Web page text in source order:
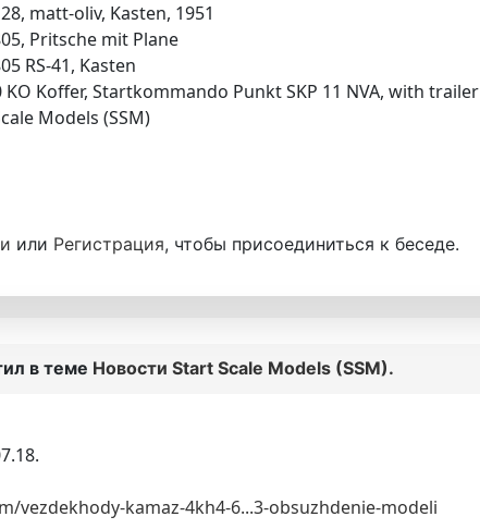
matt-oliv, Kasten, 1951
Pritsche mit Plane
RS-41, Kasten
KO Koffer, Startkommando Punkt SKP 11 NVA, with trailer
Models (SSM)
или Регистрация, чтобы присоединиться к беседе.
в теме Новости Start Scale Models (SSM).
vezdekhody-kamaz-4kh4-6...3-obsuzhdenie-modeli